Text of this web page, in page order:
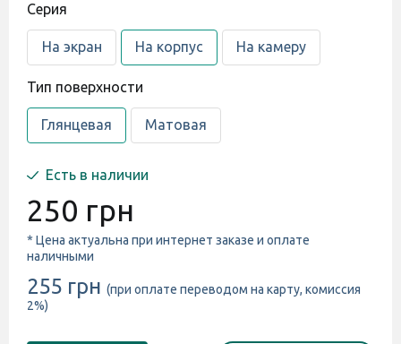
Cерия
На экран На корпус На камеру
Тип поверхности
Глянцевая Матовая
Есть в наличии
250 грн
* Цена актуальна при интернет заказе и оплате
наличными
255 грн (при оплате переводом на карту, комиссия
2%)